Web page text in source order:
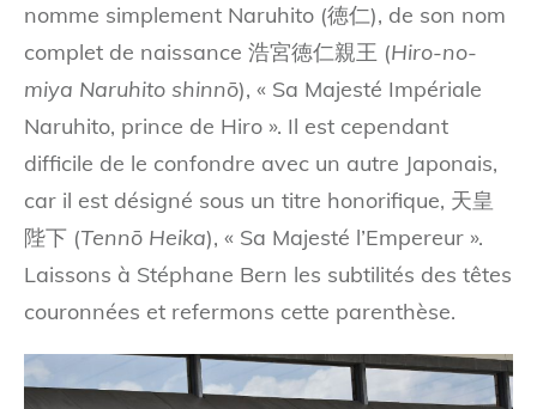
nomme simplement Naruhito (徳仁), de son nom
complet de naissance 浩宮徳仁親王 (Hiro-no-
miya Naruhito shinnō), « Sa Majesté Impériale
Naruhito, prince de Hiro ». Il est cependant
difficile de le confondre avec un autre Japonais,
car il est désigné sous un titre honorifique, 天皇
陛下 (Tennō Heika), « Sa Majesté l’Empereur ».
Laissons à Stéphane Bern les subtilités des têtes
couronnées et refermons cette parenthèse.